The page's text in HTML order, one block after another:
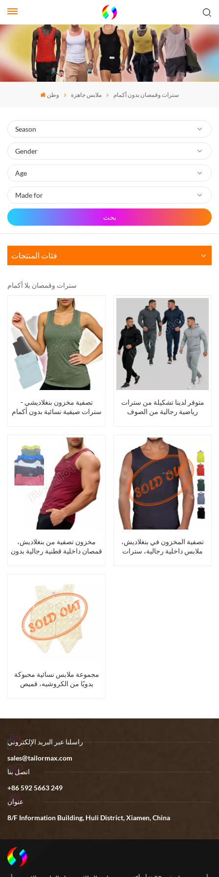
وطن ملابس جاهزة سترات وقمصان بدون أكمام
بحث
فئات المنتجات
سترات وقمصان بلا أكمام
تصفية مخزون بنغلاديشي -
سترات صيفية نسائية بدون أكمام
متوفر لدينا تشكيلة من سترات
رياضية رجالية من الصوف
مخزون تصفية من بنغلاديش،
قمصان داخلية قطنية رجالية بدون
تصفية المخزون في بنغلاديش،
ملابس داخلية رجالية، سترات
مجموعة ملابس نسائية محبوكة
يدويًا من الكروشيه، قميص
راسلنا عبر البريد الإلكتروني
sales@tailormax.com
اتصل بنا
+86 592 5663 249
عنوان
8/F Information Building, Huli District, Xiamen, China